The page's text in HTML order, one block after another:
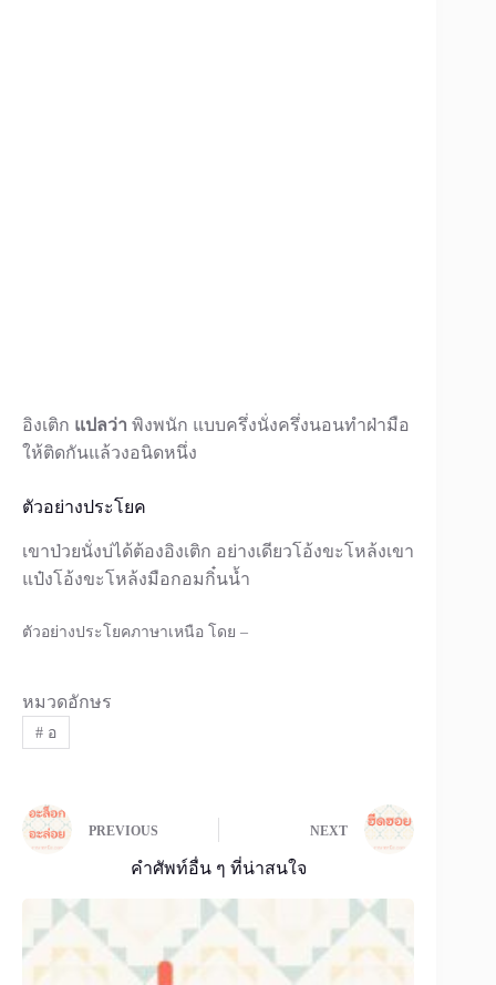
อิงเติก แปลว่า พิงพนัก แบบครึ่งนั่งครึ่งนอนทำฝ่ามือ
ให้ติดกันแล้วงอนิดหนึ่ง
ตัวอย่างประโยค
เขาป่วยนั่งบ่ได้ต้องอิงเติก อย่างเดียวโอ้งขะโหล้งเขา
แป๋งโอ้งขะโหล้งมือกอมกิ๋นน้ำ
ตัวอย่างประโยคภาษาเหนือ โดย –
หมวดอักษร
#อ
PREVIOUS NEXT
คำศัพท์อื่น ๆ ที่น่าสนใจ